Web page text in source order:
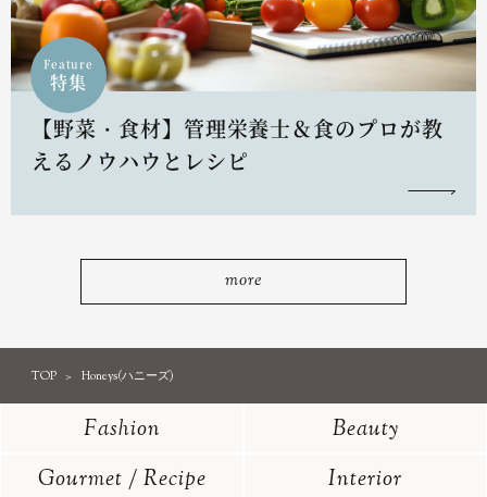
Feature
特集
【野菜・食材】管理栄養士＆食のプロが教
えるノウハウとレシピ
more
TOP Honeys(ハニーズ)
Fashion
Beauty
Gourmet / Recipe
Interior